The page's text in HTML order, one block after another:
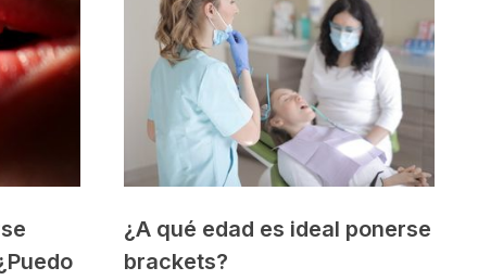
¿A qué edad es ideal ponerse
brackets?